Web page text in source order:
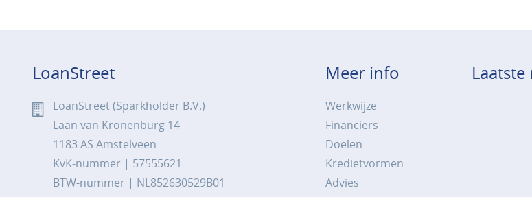
LoanStreet
LoanStreet (Sparkholder B.V.)
Laan van Kronenburg 14
1183 AS Amstelveen
KvK-nummer | 57555621
BTW-nummer | NL852630529B01
Meer info
Werkwijze
Financiers
Doelen
Kredietvormen
Advies